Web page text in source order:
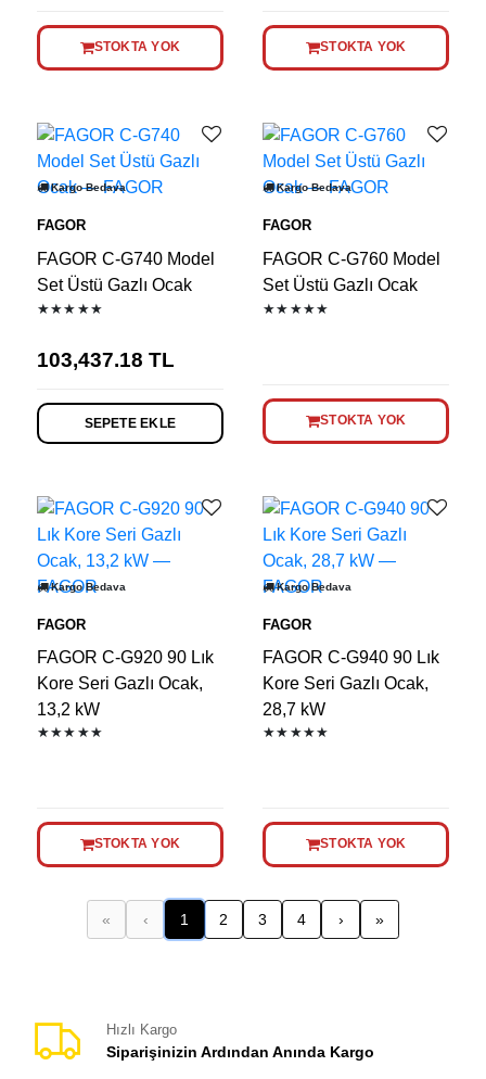
STOKTA YOK STOKTA YOK
Kargo Bedava
FAGOR
FAGOR C-G740 Model
Set Üstü Gazlı Ocak
★★★★★
103,437.18 TL
SEPETE EKLE
Kargo Bedava
FAGOR
FAGOR C-G760 Model
Set Üstü Gazlı Ocak
★★★★★
STOKTA YOK
Kargo Bedava
FAGOR
FAGOR C-G920 90 Lık
Kore Seri Gazlı Ocak,
13,2 kW
★★★★★
STOKTA YOK
Kargo Bedava
FAGOR
FAGOR C-G940 90 Lık
Kore Seri Gazlı Ocak,
28,7 kW
★★★★★
STOKTA YOK
« ‹ 1(mevcut)
2 3 4 › »
Hızlı Kargo
Siparişinizin Ardından Anında Kargo